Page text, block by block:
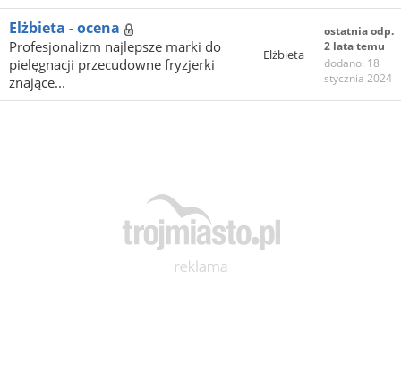
Elżbieta - ocena
Profesjonalizm najlepsze marki do
pielęgnacji przecudowne fryzjerki
znające...
~Elżbieta
ostatnia odp.
2 lata temu
dodano: 18
stycznia 2024